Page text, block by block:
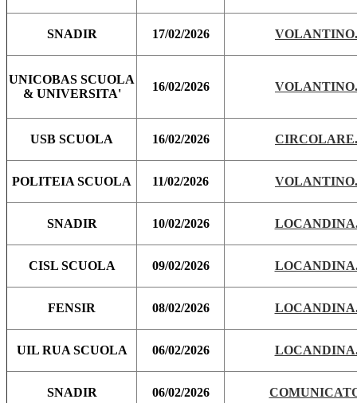
SNADIR 17/02/2026
UNICOBAS SCUOLA
& UNIVERSITA'
16/02/2026
USB SCUOLA 16/02/2026
POLITEIA SCUOLA 11/02/2026
SNADIR 10/02/2026
CISL SCUOLA 09/02/2026
FENSIR 08/02/2026
UIL RUA SCUOLA 06/02/2026
SNADIR 06/02/2026